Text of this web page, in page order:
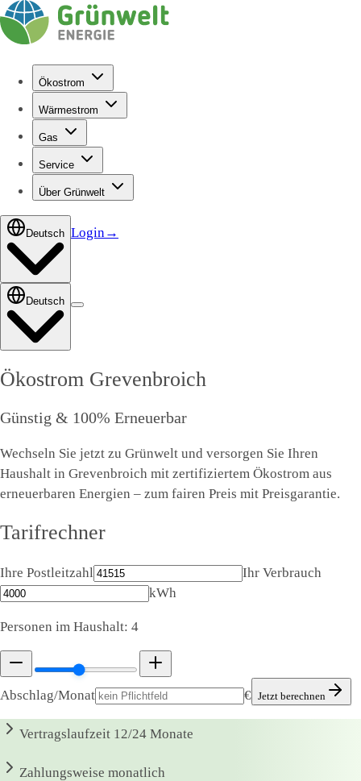
Ökostrom
Wärmestrom
Gas
Service
Über Grünwelt
Deutsch Login→
Deutsch
Ökostrom Grevenbroich
Günstig & 100% Erneuerbar
Wechseln Sie jetzt zu Grünwelt und versorgen Sie Ihren
Haushalt in Grevenbroich mit zertifiziertem Ökostrom aus
erneuerbaren Energien – zum fairen Preis mit Preisgarantie.
Tarifrechner
Ihre Postleitzahl
Ihr Verbrauch
kWh
Personen im Haushalt: 4
Abschlag/Monat € Jetzt berechnen
Vertragslaufzeit 12/24 Monate
Zahlungsweise monatlich